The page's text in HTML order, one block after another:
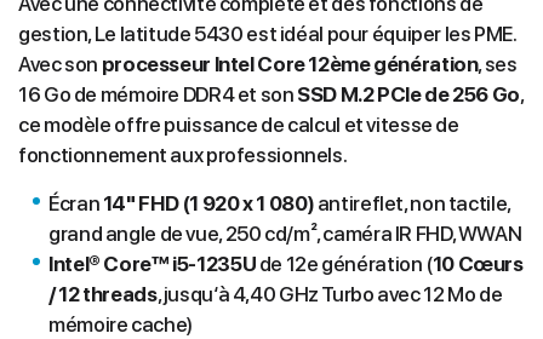
gestion, Le latitude 5430 est idéal pour équiper les PME.
Avec son processeur Intel Core 12ème génération, ses
16 Go de mémoire DDR4 et son SSD M.2 PCIe de 256 Go,
ce modèle offre puissance de calcul et vitesse de
fonctionnement aux professionnels.
Écran 14" FHD (1 920 x 1 080) antireflet, non tactile,
grand angle de vue, 250 cd/m², caméra IR FHD, WWAN
Intel® Core™ i5-1235U de 12e génération (10 Cœurs
/ 12 threads, jusqu‘à 4,40 GHz Turbo avec 12 Mo de
mémoire cache)